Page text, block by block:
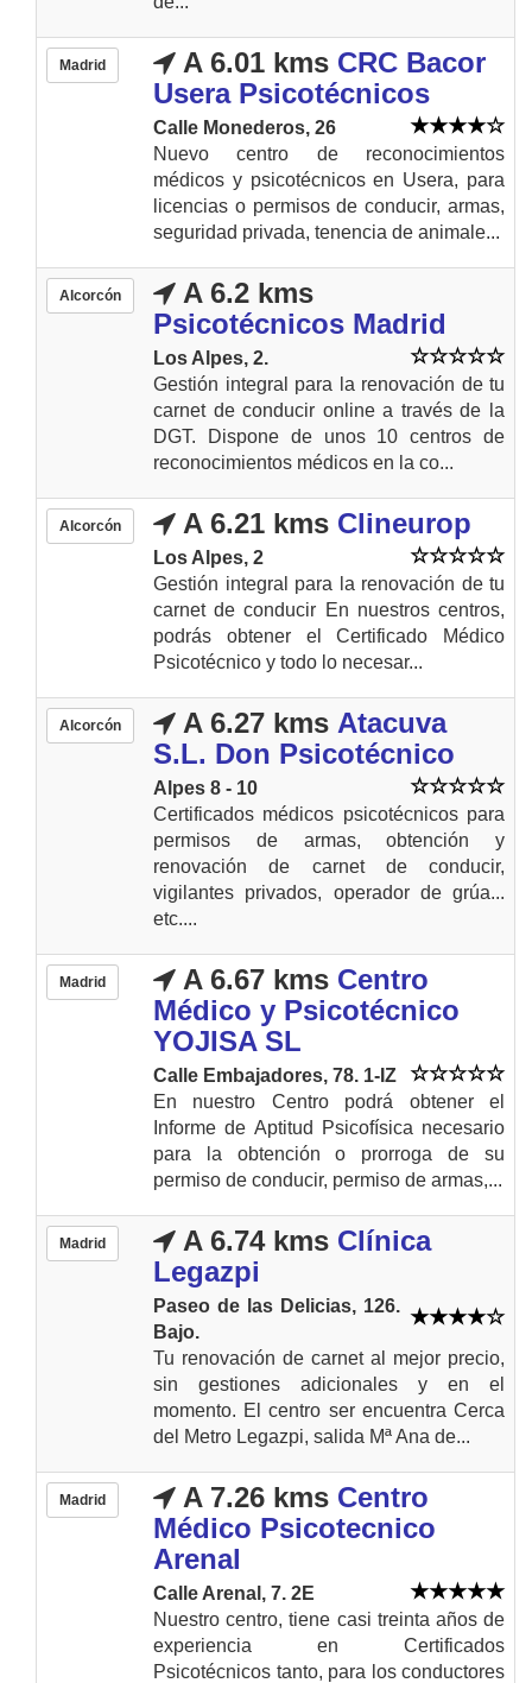
Madrid A 6.01 kms CRC Bacor
Usera Psicotécnicos
Calle Monederos, 26
Nuevo centro de reconocimientos
médicos y psicotécnicos en Usera, para
licencias o permisos de conducir, armas,
seguridad privada, tenencia de animale...
Alcorcón
A 6.2 kms
Psicotécnicos Madrid
Los Alpes, 2.
Gestión integral para la renovación de tu
carnet de conducir online a través de la
DGT. Dispone de unos 10 centros de
reconocimientos médicos en la co...
Alcorcón A 6.21 kms Clineurop
Los Alpes, 2
Gestión integral para la renovación de tu
carnet de conducir En nuestros centros,
podrás obtener el Certificado Médico
Psicotécnico y todo lo necesar...
Alcorcón A 6.27 kms Atacuva
S.L. Don Psicotécnico
Alpes 8 - 10
Certificados médicos psicotécnicos para
permisos de armas, obtención y
renovación de carnet de conducir,
vigilantes privados, operador de grúa...
etc....
Madrid A 6.67 kms Centro
Médico y Psicotécnico
YOJISA SL
Calle Embajadores, 78. 1-IZ
En nuestro Centro podrá obtener el
Informe de Aptitud Psicofísica necesario
para la obtención o prorroga de su
permiso de conducir, permiso de armas,...
Madrid A 6.74 kms Clínica
Legazpi
Paseo de las Delicias, 126.
Bajo.
Tu renovación de carnet al mejor precio,
sin gestiones adicionales y en el
momento. El centro ser encuentra Cerca
del Metro Legazpi, salida Mª Ana de...
Madrid A 7.26 kms Centro
Médico Psicotecnico
Arenal
Calle Arenal, 7. 2E
Nuestro centro, tiene casi treinta años de
experiencia en Certificados
Psicotécnicos tanto, para los conductores